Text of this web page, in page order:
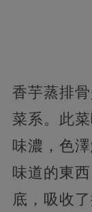
香芋蒸排
菜系。此
味濃，色
味道的東
底，吸收